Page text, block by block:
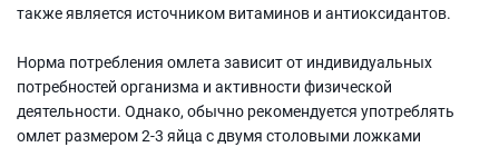
также является источником витаминов и антиоксидантов.
Норма потребления омлета зависит от индивидуальных
потребностей организма и активности физической
деятельности. Однако, обычно рекомендуется употреблять
омлет размером 2-3 яйца с двумя столовыми ложками